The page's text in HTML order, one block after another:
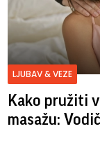
LJUBAV & VEZE
Kako pružiti
masažu: